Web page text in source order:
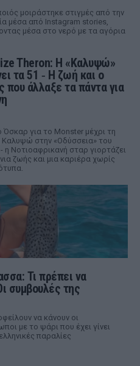
μοιράστηκε στιγμές από την
μέσα από Instagram stories,
μέσα στο νερό με τα αγόρια
Theron: Η «Καλυψώ»
τα 51 ‑ H ζωή και ο
που άλλαξε τα πάντα για
Όσκαρ για το Monster μέχρι τη
Καλυψώ στην «Οδύσσεια» του
η Νοτιοαφρικανή σταρ γιορτάζει
ζωής και μια καριέρα χωρίς
Τι πρέπει να
συμβουλές της
να κάνουν οι
με το ψάρι που έχει γίνει
παραλίες